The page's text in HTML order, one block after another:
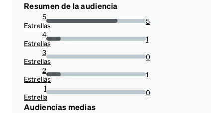
Resumen de la audiencia
5
Estrellas71.42857142857143%
5
4
Estrellas14.285714285714285%
1
3
Estrellas
0%
0
2
Estrellas14.285714285714285%
1
1
Estrella0%
0
Audiencias medias